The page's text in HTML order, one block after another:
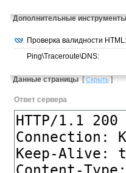
Дополнительные инструменты
Проверка валидности HTML:
Ping\Traceroute\DNS:
Данные страницы [Скрыть]
Ответ сервера